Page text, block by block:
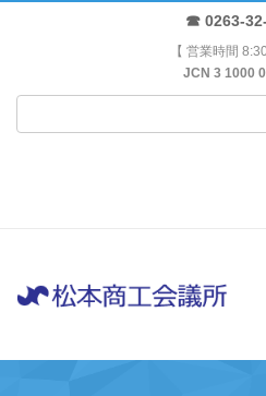
☎ 0263-
【 営業時間 8:30
JCN 3 1000